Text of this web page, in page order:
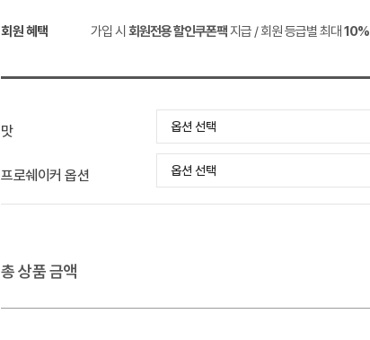
회원 혜택 가입 시 회원전용 할인쿠폰팩지급 / 회원 등급별 최대 10%
맛
프로쉐이커 옵션
총 상품 금액